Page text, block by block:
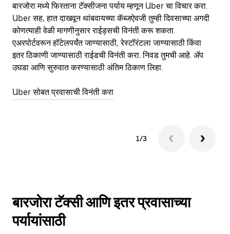
बारजोरा मध्ये फिरताना टॅक्सीजना पर्याय म्हणून Uber चा विचार करा.
Uber सह, हात दाखवून थांबवायच्या कॅब्जऐवजी तुम्ही दिवसाच्या अगदी
कोणत्याही वेळी मागणीनुसार राईड्सची विनंती करू शकता.
एअरपोर्टवरून हॉटेलपर्यंत जाण्यासाठी, रेस्टॉरंटला जाण्यासाठी किंवा
इतर‍ ठिकाणी जाण्यासाठी राईडची विनंती करा. निवड तुमची आहे. ॲप
उघडा आणि सुरुवात करण्यासाठी अंतिम ठिकाण लिहा.
Uber सोबत प्रवासाची विनंती करा
1/3
बारजोरा टॅक्सी आणि इतर प्रवासाच्या
पर्यायांसाठी